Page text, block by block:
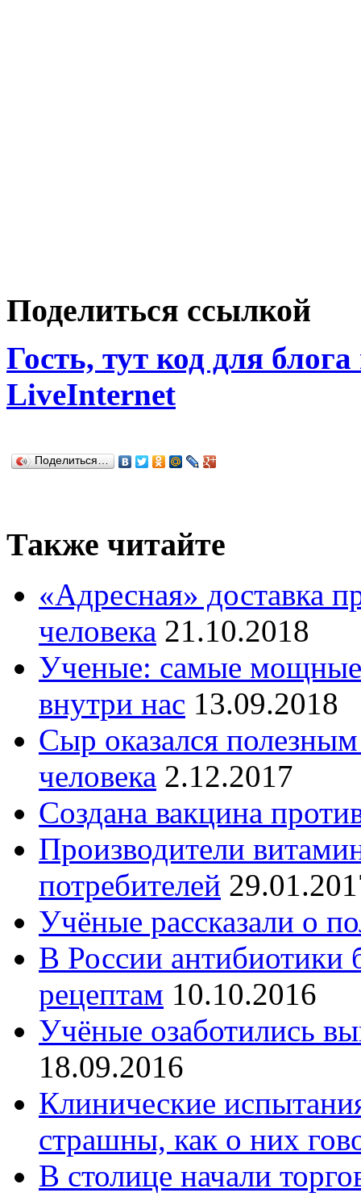
Поделиться ссылкой
Гость, тут код для
LiveInternet
Поделиться…
Также читайте
«Адресная» доставка
человека 21.10.2018
Ученые: самые мощные
внутри нас 13.09.2018
Сыр оказался
человека 2.12.2017
Создана вакцина
Производители
потребителей
Учёные рассказали о
В России антибиотики
рецептам 10.10.2016
Учёные озаботились
18.09.2016
Клинические
страшны, как о них
В столице начали